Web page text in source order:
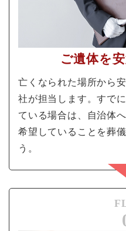
ご遺体を
亡くなられた場所から
社が担当します。すで
ている場合は、自治体
希望していることを葬
う。